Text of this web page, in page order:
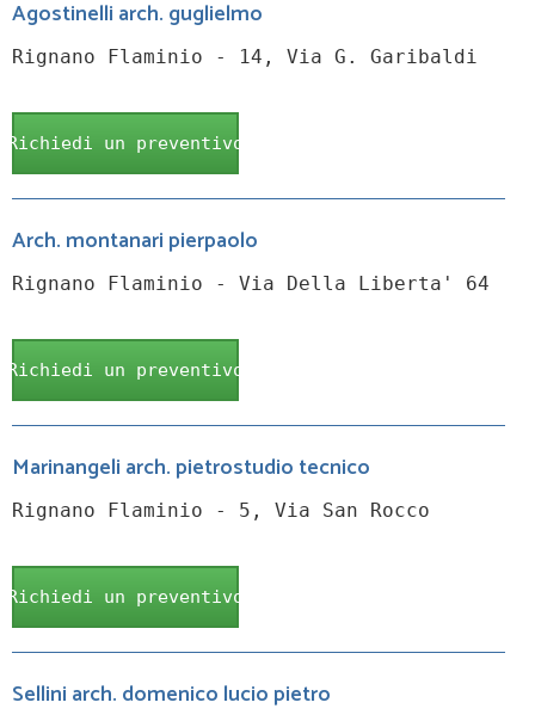
Agostinelli arch. guglielmo
Rignano Flaminio - 14, Via G. Garibaldi
Richiedi un preventivo
Arch. montanari pierpaolo
Rignano Flaminio - Via Della Liberta' 64
Richiedi un preventivo
Marinangeli arch. pietrostudio tecnico
Rignano Flaminio - 5, Via San Rocco
Richiedi un preventivo
Sellini arch. domenico lucio pietro